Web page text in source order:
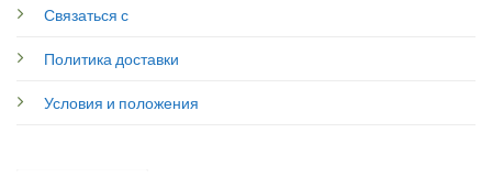
Связаться с
Политика доставки
Условия и положения